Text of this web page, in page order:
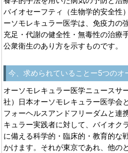
バイオセーフティ（生物学的安全性
ーソモレキュラー医学は、免疫力の
充足・代謝の健全性・無毒性の治療
公衆衛生のあり方を示すものです。
今、求められていることー5つのオ
オーソモレキュラー医学ニュースサ
社）日本オーソモレキュラー医学会
フォーヘルスアンドフリーダムと連
キュラー実践者に対して、バイオク
に備える科学的・臨床的・教育的な
かけます。それが東京であれ、他の